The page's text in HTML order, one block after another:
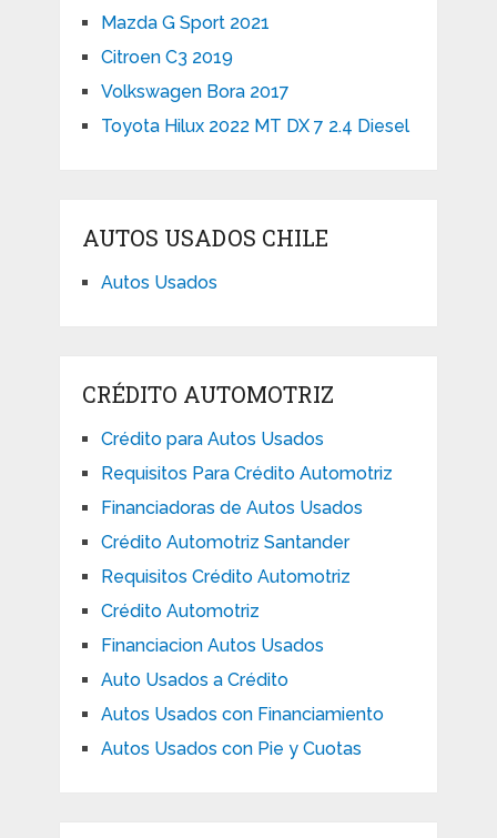
Mazda G Sport 2021
Citroen C3 2019
Volkswagen Bora 2017
Toyota Hilux 2022 MT DX 7 2.4 Diesel
AUTOS USADOS CHILE
Autos Usados
CRÉDITO AUTOMOTRIZ
Crédito para Autos Usados
Requisitos Para Crédito Automotriz
Financiadoras de Autos Usados
Crédito Automotriz Santander
Requisitos Crédito Automotriz
Crédito Automotriz
Financiacion Autos Usados
Auto Usados a Crédito
Autos Usados con Financiamiento
Autos Usados con Pie y Cuotas